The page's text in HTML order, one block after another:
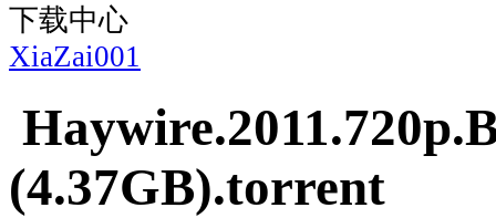
下载中心
XiaZai001
(4.37GB).torrent